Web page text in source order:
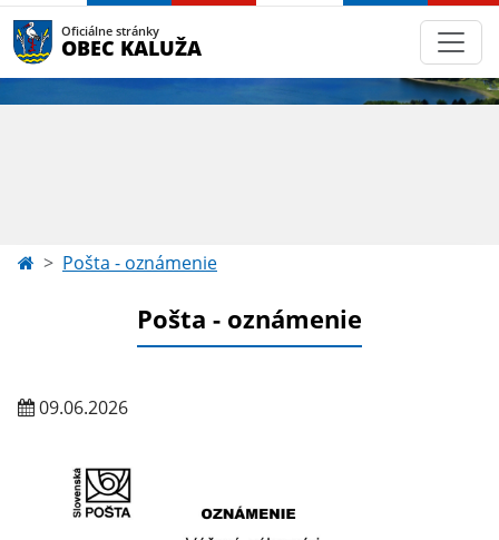
Oficiálne stránky
OBEC KALUŽA
Pošta - oznámenie
Pošta - oznámenie
09.06.2026